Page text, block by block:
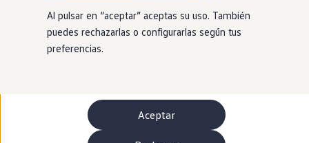
Beneficios Volkswagen
Asistencia en carretera
Servicios de movilidad
Garantía del fabricante
Buscar servicios para tu modelo
Volkswagen Apps, inicio de sesión y tienda
Conectar el móvil con el vehículo
Al pulsar en “aceptar” aceptas su uso. También
puedes rechazarlas o configurarlas según tus
preferencias.
Aceptar